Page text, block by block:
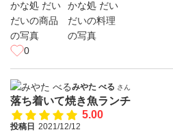
0
みやた べる さん
落ち着いて焼き魚ランチ
5.00
投稿日 2021/12/12